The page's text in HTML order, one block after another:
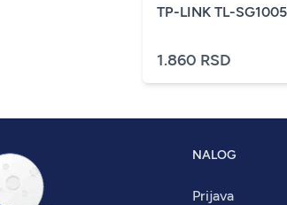
TP-LINK TL-
1.860 RSD
NALOG
Prijava